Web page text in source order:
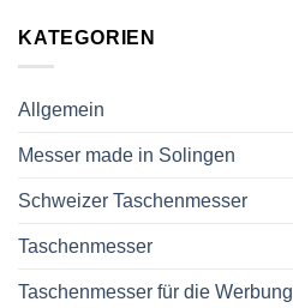
KATEGORIEN
Allgemein
Messer made in Solingen
Schweizer Taschenmesser
Taschenmesser
Taschenmesser für die Werbung